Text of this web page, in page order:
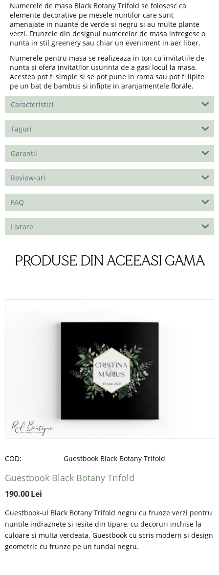
Numerele de masa Black Botany Trifold se folosesc ca
elemente decorative pe mesele nuntilor care sunt
amenajate in nuante de verde si negru si au multe plante
verzi. Frunzele din designul numerelor de masa intregesc o
nunta in stil greenery sau chiar un eveniment in aer liber.
Numerele pentru masa se realizeaza in ton cu invitatiile de
nunta si ofera invitatilor usurinta de a gasi locul la masa.
Acestea pot fi simple si se pot pune in rama sau pot fi lipite
pe un bat de bambus si infipte in aranjamentele florale.
Caracteristici
Taguri
Garantii
Review-uri
FAQ
Livrare
PRODUSE DIN ACEEASI GAMA
COD: Guestbook Black Botany Trifold
Guestbook Black Botany Trifold
190.00Lei
Guestbook-ul Black Botany Trifold negru cu frunze verzi pentru
nuntile indraznete si iesite din tipare, cu decoruri inchise la
culoare si multa verdeata. Guestbook cu scris modern si design
geometric cu frunze pe un fundal negru.